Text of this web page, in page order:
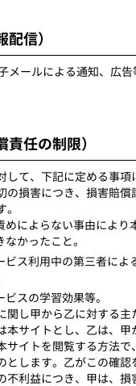
配信）
メールによる通知、広告
責任の制限）
して、下記に定める事項
の損害につき、損害賠償
。
めによらない事由により
なかったこと。
ビス利用中の第三者によ
ビスの学習効果等。
関し甲から乙に対する主
本サイトとし、乙は、甲
サイトを閲覧する方法で
とします。乙がこの確認
不利益につき、甲は、損